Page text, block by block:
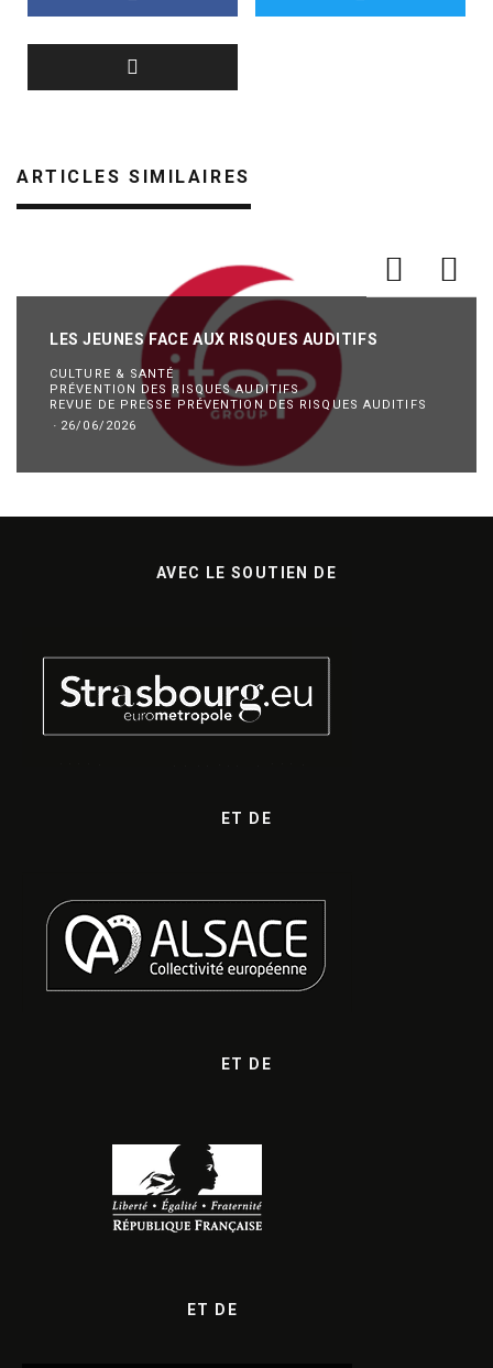
ARTICLES SIMILAIRES
LES JEUNES FACE AUX RISQUES AUDITIFS
CULTURE & SANTÉ
PRÉVENTION DES RISQUES AUDITIFS
REVUE DE PRESSE PRÉVENTION DES RISQUES AUDITIFS
· 26/06/2026
AVEC LE SOUTIEN DE
ET DE
ET DE
ET DE